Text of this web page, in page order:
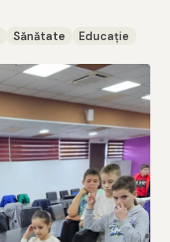
Sănătate Educație